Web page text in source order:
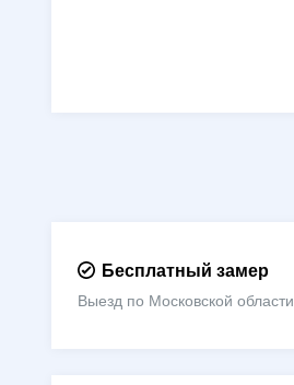
Бесплатный замер
Выезд по Московской области